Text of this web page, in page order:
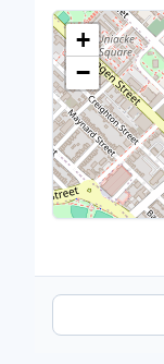
Lieu
+
−